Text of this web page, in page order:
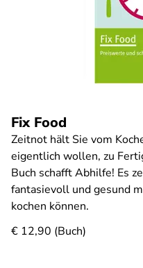
Fix Food
Zeitnot hält Sie vom
eigentlich wollen, zu
Buch schafft Abhilfe! Es
fantasievoll und gesund
kochen können.
€ 12,90 (Buch)